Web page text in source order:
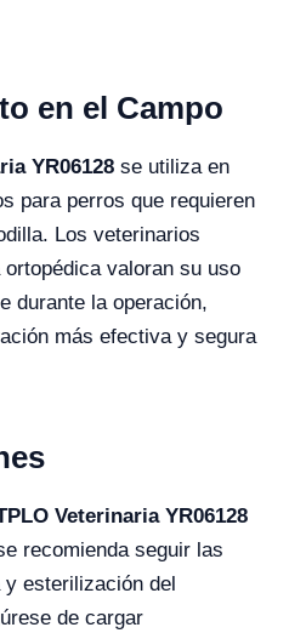
en el Campo
YR06128 se utiliza en
para perros que requieren
Los veterinarios
valoran su uso
durante la operación,
más efectiva y segura
Veterinaria YR06128
recomienda seguir las
esterilización del
de cargar